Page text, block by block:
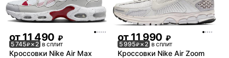
от11 490 ₽
5 745₽× 2 в сплит
Кроссовки Nike Air Max
от11 990 ₽
5 995₽× 2 в сплит
Кроссовки Nike Air Zoom